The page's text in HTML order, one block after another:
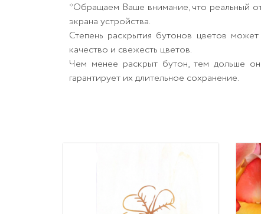
*Обращаем Ваше внимание, что реальный
экрана устройства.
Степень раскрытия бутонов цветов
качество и свежесть цветов.
Чем менее раскрыт бутон, тем дольше
гарантирует их длительное сохранение.